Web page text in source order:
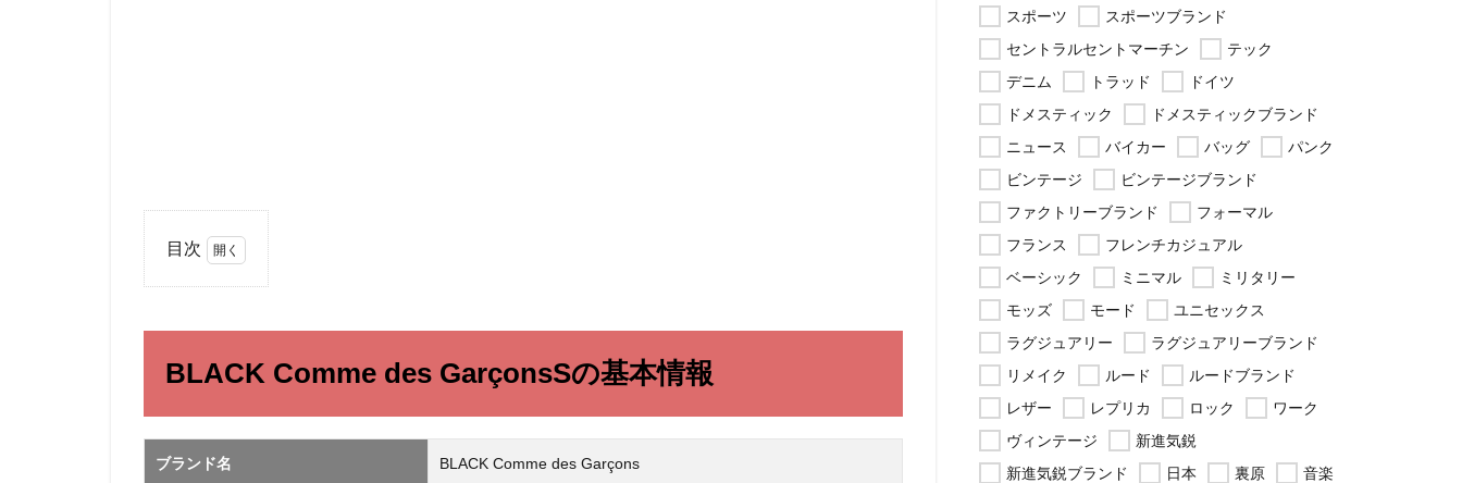
目次
Comme
GarçonsS
報
2
BLACK Comme des GarçonsSの基本情報
ブランド名 BLACK Comme des Garçons
スポーツ
スポーツブランド
セントラルセントマーチン
テック
デニム
トラッド
ドイツ
ドメスティック
ドメスティックブランド
ニュース
バイカー バッグ
パンク
ビンテージ
ビンテージブランド
ファクトリーブランド
フォーマル
フランス
フレンチカジュアル
ベーシック
ミニマル
ミリタリー
モッズ
モード
ユニセックス
ラグジュアリー
ラグジュアリーブランド
リメイク
ルード
ルードブランド
レザー
レプリカ ロック
ワーク
ヴィンテージ
新進気鋭
新進気鋭ブランド
日本 裏原 音楽